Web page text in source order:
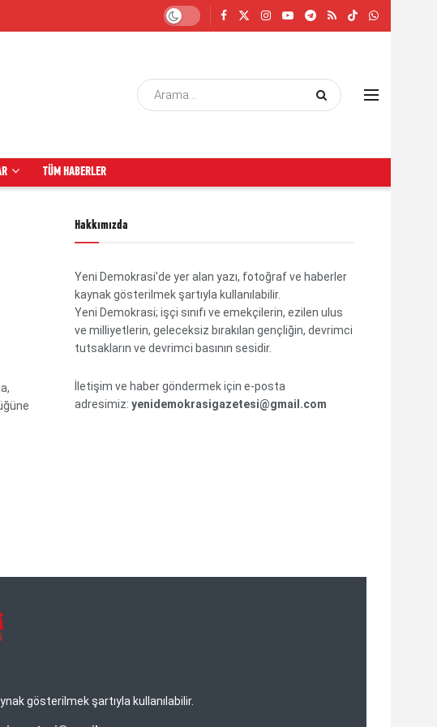
TÜM HABERLER
Hakkımızda
Yeni Demokrasi’de yer alan yazı, fotoğraf ve haberler
kaynak gösterilmek şartıyla kullanılabilir.
Yeni Demokrasi; işçi sınıfı ve emekçilerin, ezilen ulus
ve milliyetlerin, geleceksiz bırakılan gençliğin, devrimci
tutsakların ve devrimci basının sesidir.
İletişim ve haber göndermek için e-posta
adresimiz: yenidemokrasigazetesi@gmail.com
gösterilmek şartıyla kullanılabilir.